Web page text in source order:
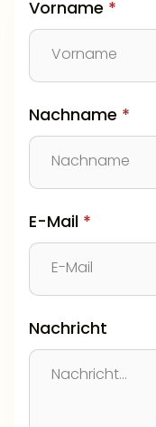
Vorname *
Nachname *
E-Mail *
Nachricht